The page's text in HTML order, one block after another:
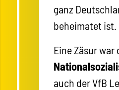
ganz
beheimatet ist.
Eine Zäsur war
auch der VfB